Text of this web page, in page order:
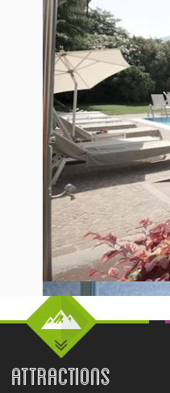
ATTRACTIONS